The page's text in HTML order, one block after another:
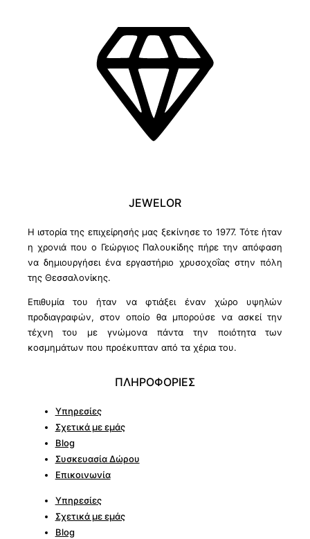
JEWELOR
Η ιστορία της επιχείρησής μας ξεκίνησε το 1977. Τότε ήταν
η χρονιά που ο Γεώργιος Παλουκίδης πήρε την απόφαση
να δημιουργήσει ένα εργαστήριο χρυσοχοΐας στην πόλη
της Θεσσαλονίκης.
Επιθυμία του ήταν να φτιάξει έναν χώρο υψηλών
προδιαγραφών, στον οποίο θα μπορούσε να ασκεί την
τέχνη του με γνώμονα πάντα την ποιότητα των
κοσμημάτων που προέκυπταν από τα χέρια του.
ΠΛΗΡΟΦΟΡΙΕΣ
Υπηρεσίες
Σχετικά με εμάς
Blog
Συσκευασία Δώρου
Επικοινωνία
Υπηρεσίες
Σχετικά με εμάς
Blog